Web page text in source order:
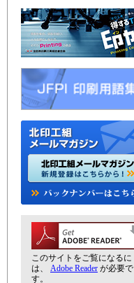
このサイトをご覧になるに
は、 Adobe Reader が必要で
す。